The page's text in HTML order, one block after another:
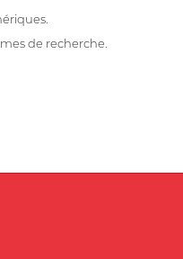
de recherche.